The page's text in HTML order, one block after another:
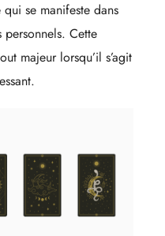
se manifeste dans
Cette
majeur lorsqu’il s’agit